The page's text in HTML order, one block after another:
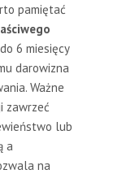
pamiętać
6 miesięcy
darowizna
Ważne
zawrzeć
lub
a
na